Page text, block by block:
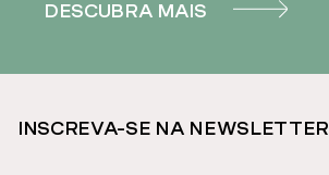
DESCUBRA MAIS
INSCREVA-SE NA NEWSLETTER